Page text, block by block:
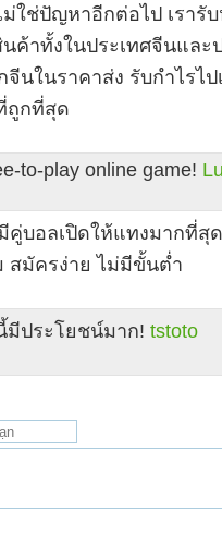
ใช่ปัญหาอีกต่อไป เรารั
ค้าทั้งในประเทศจีนและ
นในราคาส่ง รับกำไรไป
ถูกที่สุด
to-play online game!
คู่บอลเปิดให้แทงมากที่สุ
สมัครง่าย ไม่มีขั้นต่ำ
มีประโยชน์มาก!tstoto